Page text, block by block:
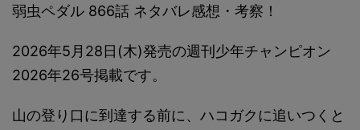
弱虫ペダル 866話 ネタバレ感想・考察！
2026年5月28日(木)発売の週刊少年チャンピオン
2026年26号掲載です。
山の登り口に到達する前に、ハコガクに追いつくと